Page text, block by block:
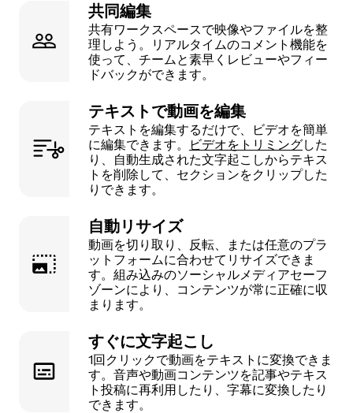
共同編集
共有ワークスペースで映像やファイルを整
理しよう。リアルタイムのコメント機能を
使って、チームと素早くレビューやフィー
ドバックができます。
テキストで動画を編集
テキストを編集するだけで、ビデオを簡単
に編集できます。
ビデオをトリミングした
り、自動生成された文字起こしからテキス
トを削除して、セクションをクリップした
りできます。
自動リサイズ
動画を切り取り、反転、または任意のプラ
ットフォームに合わせてリサイズできま
す。組み込みのソーシャルメディアセーフ
ゾーンにより、コンテンツが常に正確に収
まります。
すぐに文字起こし
1回クリックで動画をテキストに変換できま
す。音声や動画コンテンツを記事やテキス
ト投稿に再利用したり、字幕に変換したり
できます。